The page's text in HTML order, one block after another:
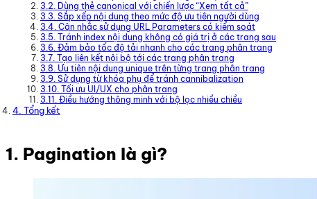
3.2. Dùng thẻ canonical với chiến lược “Xem tất cả”
3.3. Sắp xếp nội dung theo mức độ ưu tiên người dùng
3.4. Cân nhắc sử dụng URL Parameters có kiểm soát
3.5. Tránh index nội dung không có giá trị ở các trang sau
3.6. Đảm bảo tốc độ tải nhanh cho các trang phân trang
3.7. Tạo liên kết nội bộ tới các trang phân trang
3.8. Ưu tiên nội dung unique trên từng trang phân trang
3.9. Sử dụng từ khóa phụ để tránh cannibalization
3.10. Tối ưu UI/UX cho phân trang
3.11. Điều hướng thông minh với bộ lọc nhiều chiều
4. Tổng kết
1. Pagination là gì?